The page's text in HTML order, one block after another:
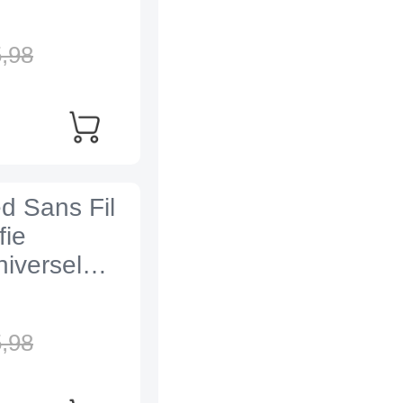
98
Sans Fil
98